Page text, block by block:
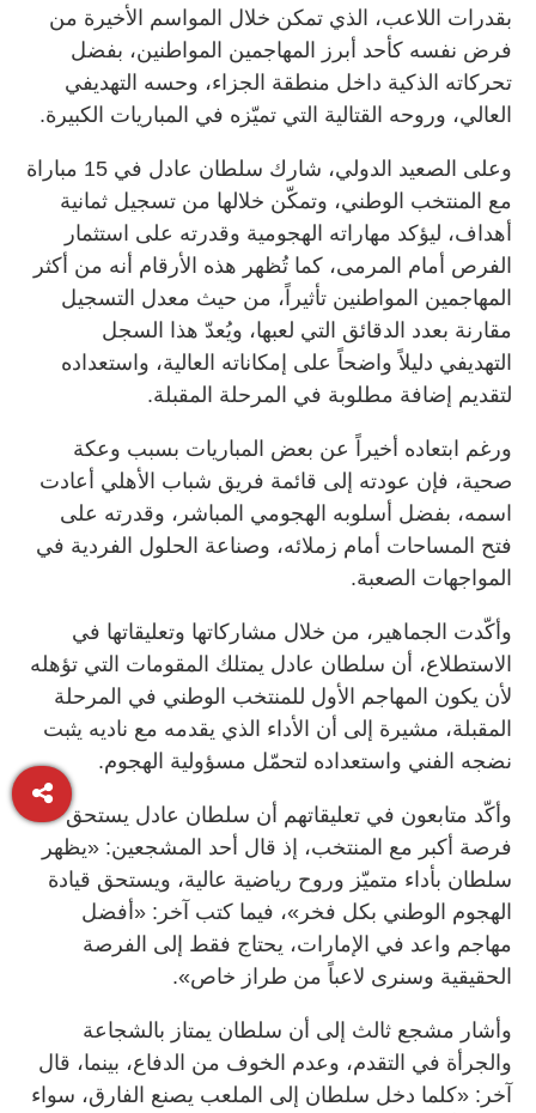
بقدرات اللاعب، الذي تمكن خلال المواسم الأخيرة من
فرض نفسه كأحد أبرز المهاجمين المواطنين، بفضل
تحركاته الذكية داخل منطقة الجزاء، وحسه التهديفي
العالي، وروحه القتالية التي تميّزه في المباريات الكبيرة.
وعلى الصعيد الدولي، شارك سلطان عادل في 15 مباراة
مع المنتخب الوطني، وتمكّن خلالها من تسجيل ثمانية
أهداف، ليؤكد مهاراته الهجومية وقدرته على استثمار
الفرص أمام المرمى، كما تُظهر هذه الأرقام أنه من أكثر
المهاجمين المواطنين تأثيراً، من حيث معدل التسجيل
مقارنة بعدد الدقائق التي لعبها، ويُعدّ هذا السجل
التهديفي دليلاً واضحاً على إمكاناته العالية، واستعداده
لتقديم إضافة مطلوبة في المرحلة المقبلة.
ورغم ابتعاده أخيراً عن بعض المباريات بسبب وعكة
صحية، فإن عودته إلى قائمة فريق شباب الأهلي أعادت
اسمه، بفضل أسلوبه الهجومي المباشر، وقدرته على
فتح المساحات أمام زملائه، وصناعة الحلول الفردية في
المواجهات الصعبة.
وأكّدت الجماهير، من خلال مشاركاتها وتعليقاتها في
الاستطلاع، أن سلطان عادل يمتلك المقومات التي تؤهله
لأن يكون المهاجم الأول للمنتخب الوطني في المرحلة
المقبلة، مشيرة إلى أن الأداء الذي يقدمه مع ناديه يثبت
نضجه الفني واستعداده لتحمّل مسؤولية الهجوم.
وأكّد متابعون في تعليقاتهم أن سلطان عادل يستحق
فرصة أكبر مع المنتخب، إذ قال أحد المشجعين: «يظهر
سلطان بأداء متميّز وروح رياضية عالية، ويستحق قيادة
الهجوم الوطني بكل فخر»، فيما كتب آخر: «أفضل
مهاجم واعد في الإمارات، يحتاج فقط إلى الفرصة
الحقيقية وسنرى لاعباً من طراز خاص».
وأشار مشجع ثالث إلى أن سلطان يمتاز بالشجاعة
والجرأة في التقدم، وعدم الخوف من الدفاع، بينما، قال
آخر: «كلما دخل سلطان إلى الملعب يصنع الفارق، سواء